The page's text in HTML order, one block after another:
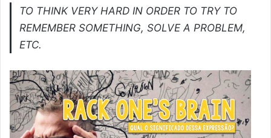
TO THINK VERY HARD IN ORDER TO TRY TO
REMEMBER SOMETHING, SOLVE A PROBLEM,
ETC.